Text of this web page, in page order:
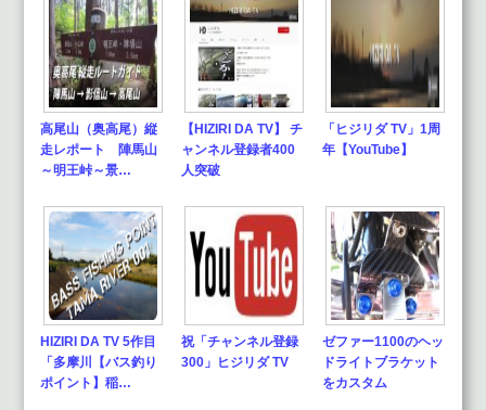
高尾山（奥高尾）縦
走レポート 陣馬山
～明王峠～景…
【HIZIRI DA TV】 チ
ャンネル登録者400
人突破
「ヒジリダ TV」1周
年【YouTube】
HIZIRI DA TV 5作目
「多摩川【バス釣り
ポイント】稲…
祝「チャンネル登録
300」ヒジリダ TV
ゼファー1100のヘッ
ドライトブラケット
をカスタム